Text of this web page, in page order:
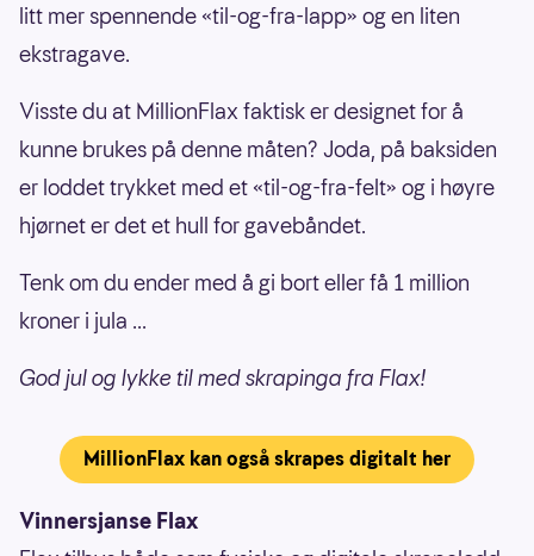
litt mer spennende «til-og-fra-lapp» og en liten
ekstragave.
Visste du at MillionFlax faktisk er designet for å
kunne brukes på denne måten? Joda, på baksiden
er loddet trykket med et «til-og-fra-felt» og i høyre
hjørnet er det et hull for gavebåndet.
Tenk om du ender med å gi bort eller få 1 million
kroner i jula ...
God jul og lykke til med skrapinga fra Flax!
MillionFlax kan også skrapes digitalt her
Vinnersjanse Flax